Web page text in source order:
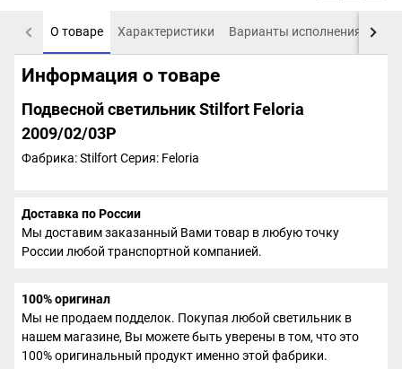
О товаре Характеристики Варианты исполнения
Информация о товаре
Подвесной светильник Stilfort Feloria
2009/02/03P
Фабрика: Stilfort Серия: Feloria
Доставка по России
Мы доставим заказанный Вами товар в любую точку
России любой транспортной компанией.
100% оригинал
Мы не продаем подделок. Покупая любой светильник в
нашем магазине, Вы можете быть уверены в том, что это
100% оригинальный продукт именно этой фабрики.